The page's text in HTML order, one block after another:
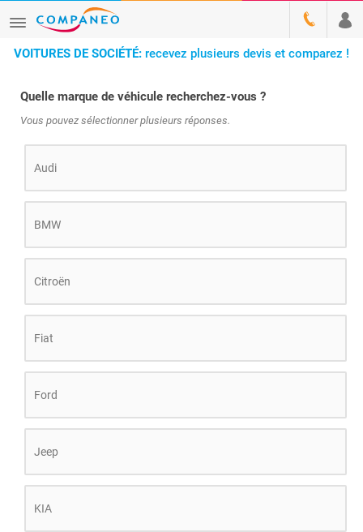
VOITURES DE SOCIÉTÉ: recevez plusieurs devis et comparez !
Quelle marque de véhicule recherchez-vous ?
Vous pouvez sélectionner plusieurs réponses.
Audi
BMW
Citroën
Fiat
Ford
Jeep
KIA